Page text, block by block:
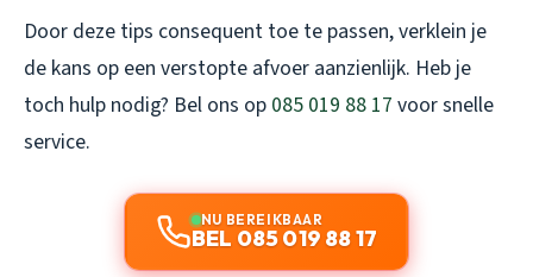
Door deze tips consequent toe te passen, verklein je
de kans op een verstopte afvoer aanzienlijk. Heb je
toch hulp nodig? Bel ons op 085 019 88 17 voor snelle
service.
NU BEREIKBAAR
BEL 085 019 88 17